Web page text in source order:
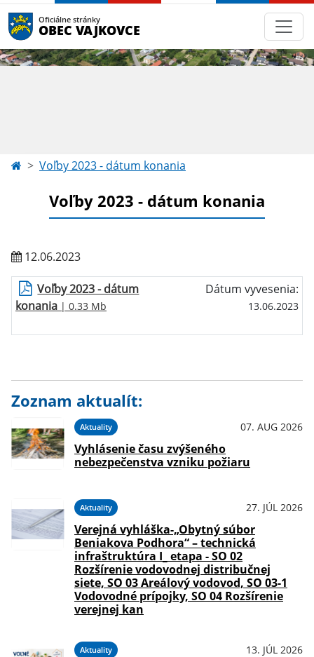
Oficiálne stránky
OBEC VAJKOVCE
Voľby 2023 - dátum konania
Voľby 2023 - dátum konania
12.06.2023
Voľby 2023 - dátum
konania | 0.33 Mb
Dátum vyvesenia:
13.06.2023
Zoznam aktualít:
Aktuality 07. AUG 2026
Vyhlásenie času zvýšeného
nebezpečenstva vzniku požiaru
Aktuality 27. JÚL 2026
Verejná vyhláška-„Obytný súbor
Beniakova Podhora“ – technická
infraštruktúra I_ etapa - SO 02
Rozšírenie vodovodnej distribučnej
siete, SO 03 Areálový vodovod, SO 03-1
Vodovodné prípojky, SO 04 Rozšírenie
verejnej kan
Aktuality 13. JÚL 2026